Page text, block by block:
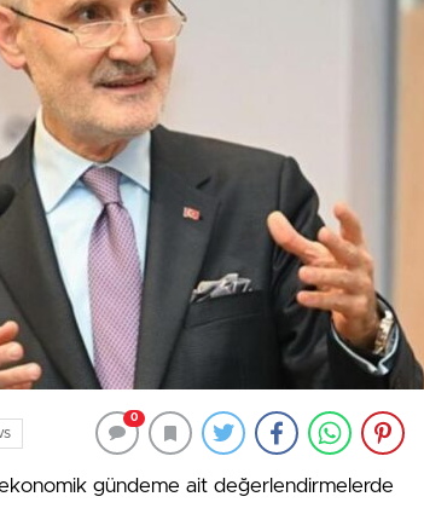
0
gündeme ait değerlendirmelerde